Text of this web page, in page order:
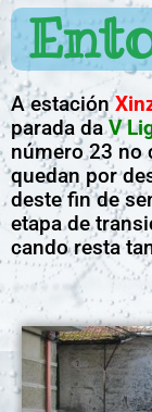
A estación
parada daV
número 23 no
quedan por
deste fin de
etapa de
cando resta